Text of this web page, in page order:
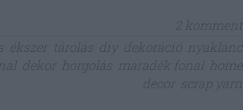
2 komment
ékszer tárolás diy dekoráció nyaklánc
dekor horgolás maradék fonal home
decor scrap yarn